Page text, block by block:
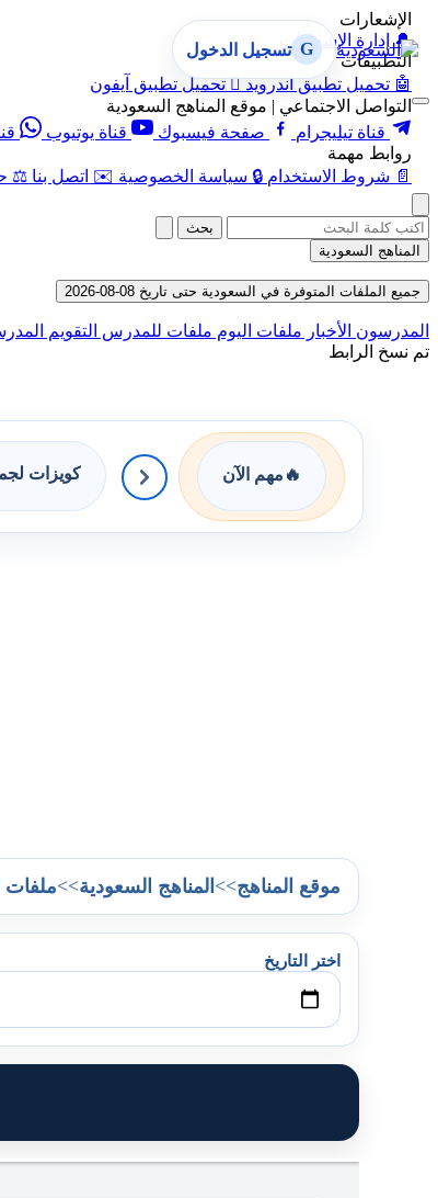
الإشعارات
🔔 إدارة الإشعارات
التطبيقات
🤖 تحميل تطبيق أندرويد  تحميل تطبيق آيفون
التواصل الاجتماعي | موقع المناهج السعودية
قناة تيليجرام
صفحة فيسبوك قناة يوتيوب
روابط مهمة
📄 شروط الاستخدام 🔒 سياسة الخصوصية ✉️ اتصل بنا ⚖️
G تسجيل الدخول
بحث
المناهج السعودية
جميع الملفات المتوفرة في السعودية حتى تاريخ 08-08-2026
المدرسون الأخبار ملفات اليوم ملفات للمدرس التقويم
تم نسخ الرابط
🔥 مهم الآن كويزات
موقع المناهج>> المناهج السعودية>>ملفات
اختر التاريخ